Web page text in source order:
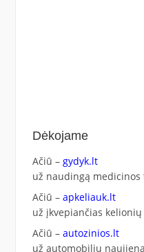
Dėkojame
Ačiū – gydyk.lt
už naudingą
Ačiū – apkeliauk.lt
už įkvepiančias
Ačiū – autozinios.lt
už automobilių